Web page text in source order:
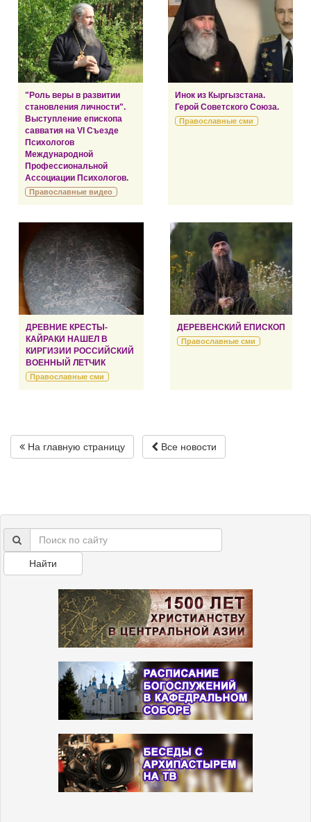
"Роль веры в развитии
становления личности".
Выступление епископа
савватия на VI Съезде
Психологов
Международной
Профессиональной
Ассоциации Психологов.
Православные видео
Инок из Кыргызстана.
Герой Советского Союза.
Православные сми
ДРЕВНИЕ КРЕСТЫ-
КАЙРАКИ НАШЕЛ В
КИРГИЗИИ РОССИЙСКИЙ
ВОЕННЫЙ ЛЕТЧИК
Православные сми
ДЕРЕВЕНСКИЙ ЕПИСКОП
Православные сми
На главную страницу Все новости
Найти